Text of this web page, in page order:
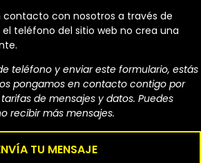
contacto con nosotros a través de
teléfono del sitio web no crea una
teléfono y enviar este formulario, estás
pongamos en contacto contigo por
de mensajes y datos. Puedes
recibir más mensajes.